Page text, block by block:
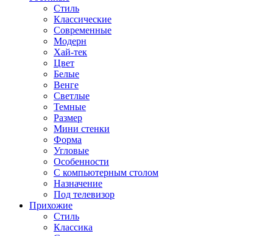
Стиль
Классические
Современные
Модерн
Хай-тек
Цвет
Белые
Венге
Светлые
Темные
Размер
Мини стенки
Форма
Угловые
Особенности
С компьютерным столом
Назначение
Под телевизор
Прихожие
Стиль
Классика